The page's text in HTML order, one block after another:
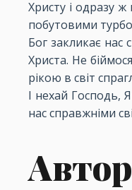
Христу і одразу
побутовими
Бог закликає
Христа. Не
рікою в світ
І нехай Господь,
нас справжніми